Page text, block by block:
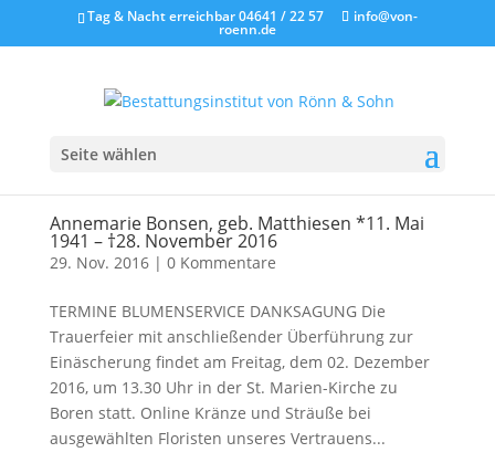
Tag & Nacht erreichbar 04641 / 22 57 info@von-
roenn.de
Seite wählen
Annemarie Bonsen, geb. Matthiesen *11. Mai
1941 – †28. November 2016
29. Nov. 2016| 0 Kommentare
TERMINE BLUMENSERVICE DANKSAGUNG Die
Trauerfeier mit anschließender Überführung zur
Einäscherung findet am Freitag, dem 02. Dezember
2016, um 13.30 Uhr in der St. Marien-Kirche zu
Boren statt. Online Kränze und Sträuße bei
ausgewählten Floristen unseres Vertrauens...